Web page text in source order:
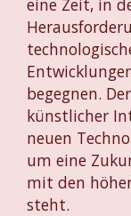
begegnen.
künstlicher
neuen
um eine
mit den
steht.